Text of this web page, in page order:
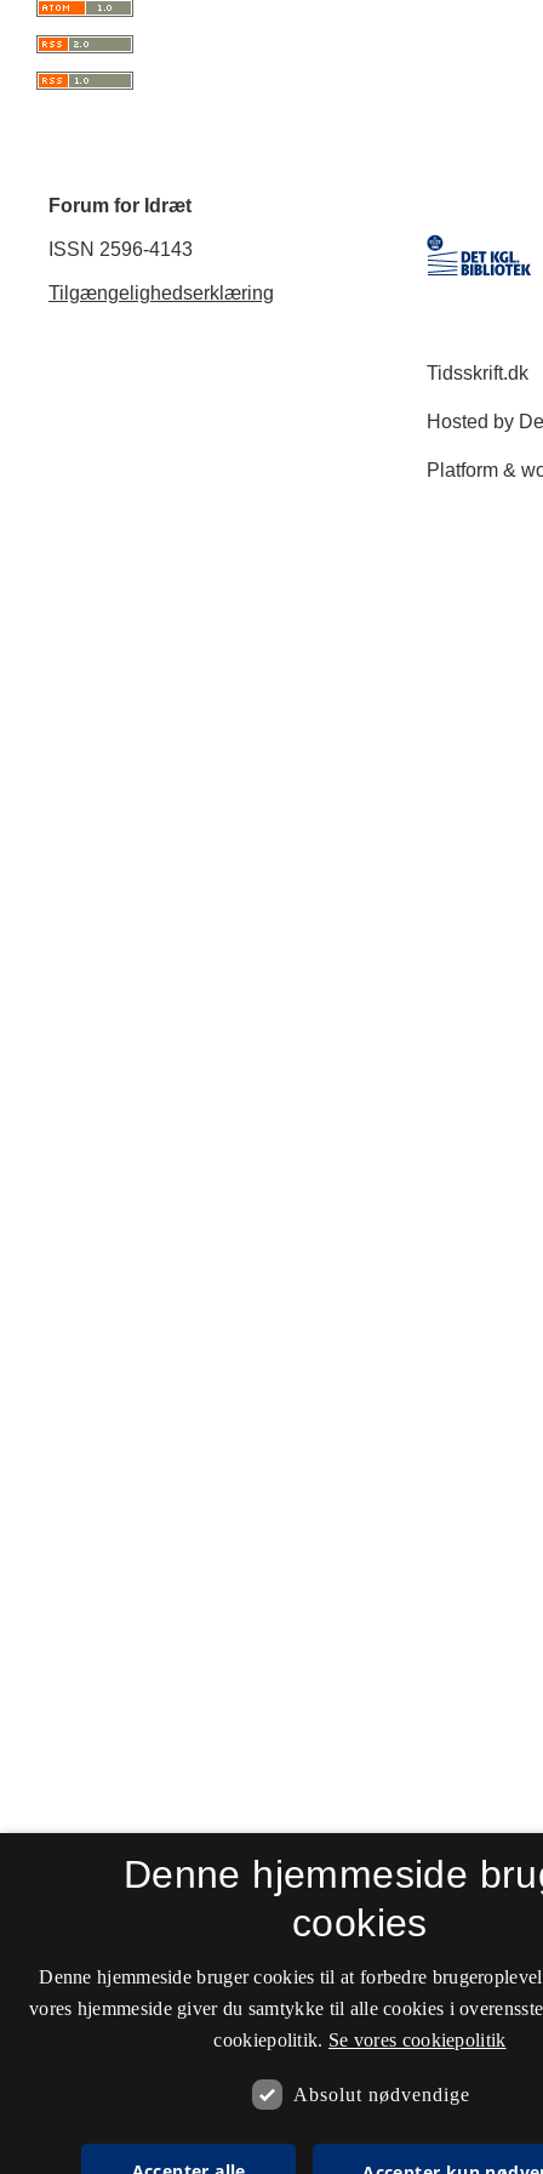
Forum for Idræt
ISSN 2596-4143
Tilgængelighedserklæring
Denne hjemmeside
cookies
Denne hjemmeside bruger cookies til at forbedre
vores hjemmeside giver du samtykke til alle cookies i
cookiepolitik. Se vores cookiepolitik
Absolut nødvendige